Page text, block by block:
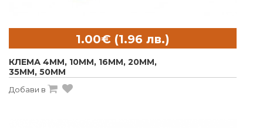
КЛЕМА 4MM, 10MM, 16MM, 20MM,
35MM, 50MM
Добави в